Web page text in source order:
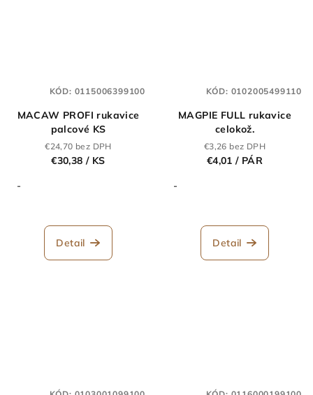
MACAW PROFI rukavice
palcové KS
€24,70 bez DPH
€30,38/ KS
-
Detail
KÓD: 0115006399100
MAGPIE FULL rukavice
celokož.
€3,26 bez DPH
€4,01/ PÁR
-
Detail
KÓD: 0102005499110